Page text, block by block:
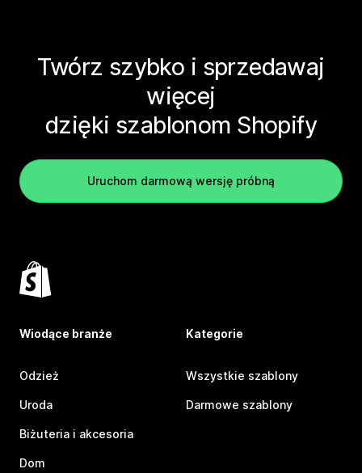
Twórz szybko i sprzedawaj
więcej
dzięki szablonom Shopify
Uruchom darmową wersję próbną
Wiodące branże
Odzież
Uroda
Biżuteria i akcesoria
Dom
Kategorie
Wszystkie szablony
Darmowe szablony